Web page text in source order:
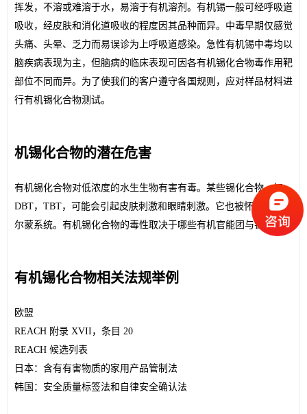
挥发，不溶或难溶于水，易溶于有机溶剂。有机锡一般可经呼吸道
吸收，经皮肤和消化道吸收的程度因其品种而异。中毒早期仅感觉
头痛、头晕、乏力而易误诊为上呼吸道感染。急性有机锡中毒均以
脑疾病表现为主，但脑病的临床表现可因各有机锡化合物毒作用靶
部位不同而异。 为了使我们的客户遵守各国 规则，应对样品材料进
行有机锡化合物测试。
机锡化合物的潜在危害
有机锡化合物对低浓度的水生生物有害有毒。某些锡化合物，如
DBT，TBT，可能会引起皮肤刺激和眼睛刺激。它也被怀疑扰乱荷
尔蒙系统。有机锡化合物的毒性取决于哪些有机官能团与锡结合。
有机锡化合物相关法规举例
欧盟
REACH 附录 XVII，条目 20
REACH 候选列表
日本：含有有害物质的家用产品管制法
韩国：安全质量标签法和自律安全确认法